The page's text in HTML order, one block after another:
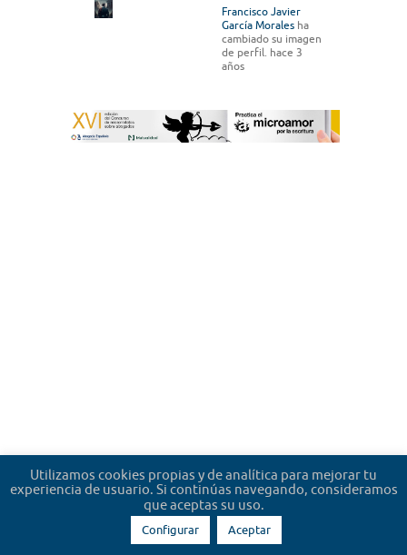
Francisco Javier
García Morales ha
cambiado su imagen
de perfil. hace 3
años
Utilizamos cookies propias y de analítica para mejorar tu
experiencia de usuario. Si continúas navegando, consideramos
que aceptas su uso.
Configurar Aceptar